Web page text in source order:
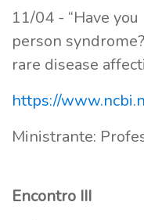
11/04 - “Have
person
rare disease
https://
Ministrante:
Encontro III